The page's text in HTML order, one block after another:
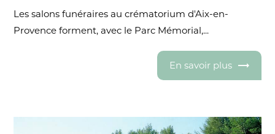
Les salons funéraires au crématorium d'Aix-en-
Provence forment, avec le Parc Mémorial,...
En savoir plus